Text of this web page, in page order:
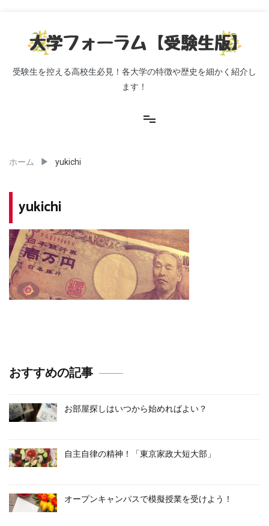
受験生を控える高校生必見！各大学の特徴や歴史を細かく紹介し
ます！
ホーム yukichi
yukichi
稿
ナ
ビ
ゲ
ー
シ
ョ
ン
おすすめの記事
お部屋探しはいつから始めればよい？
自主自律の精神！「東京家政大短大部」
オープンキャンパスで模擬授業を受けよう！